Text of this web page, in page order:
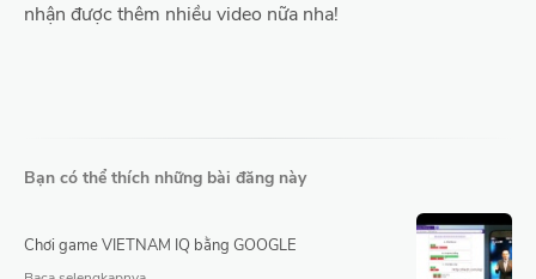
nhận được thêm nhiều video nữa nha!
Bạn có thể thích những bài đăng này
Chơi game VIETNAM IQ bằng GOOGLE